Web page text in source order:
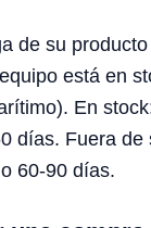
de su
está en
En
días. Fuera de
60-90 días.